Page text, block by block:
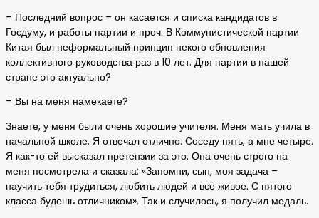
– Последний вопрос – он касается и списка кандидатов в
Госдуму, и работы партии и проч. В Коммунистической партии
Китая был неформальный принцип некого обновления
коллективного руководства раз в 10 лет. Для партии в нашей
стране это актуально?
– Вы на меня намекаете?
Знаете, у меня были очень хорошие учителя. Меня мать учила в
начальной школе. Я отвечал отлично. Соседу пять, а мне четыре.
Я как-то ей высказал претензии за это. Она очень строго на
меня посмотрела и сказала: «Запомни, сын, моя задача –
научить тебя трудиться, любить людей и все живое. С пятого
класса будешь отличником». Так и случилось, я получил медаль.